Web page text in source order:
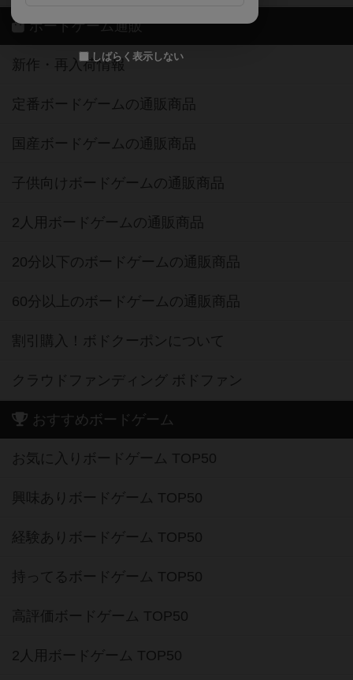
しばらく表示しない
ボードゲーム通販
新作・再入荷情報
定番ボードゲームの通販商品
国産ボードゲームの通販商品
子供向けボードゲームの通販商品
2人用ボードゲームの通販商品
20分以下のボードゲームの通販商品
60分以上のボードゲームの通販商品
割引購入！ボドクーポンについて
クラウドファンディング ボドファン
おすすめボードゲーム
お気に入りボードゲーム TOP50
興味ありボードゲーム TOP50
経験ありボードゲーム TOP50
持ってるボードゲーム TOP50
高評価ボードゲーム TOP50
2人用ボードゲーム TOP50